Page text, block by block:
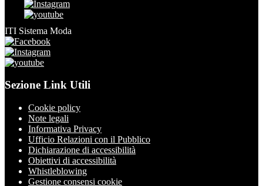
ITI Sistema Moda
Sezione Link Utili
Cookie policy
Note legali
Informativa Privacy
Ufficio Relazioni con il Pubblico
Dichiarazione di accessibilità
Obiettivi di accessibilità
Whistleblowing
Gestione consensi cookie